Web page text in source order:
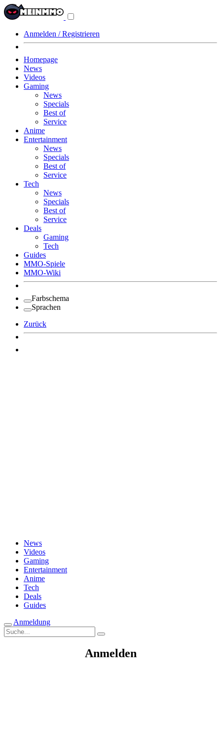
Anmelden / Registrieren
Homepage
News
Videos
Gaming
News
Specials
Best of
Service
Anime
Entertainment
News
Specials
Best of
Service
Tech
News
Specials
Best of
Service
Deals
Gaming
Tech
Guides
MMO-Spiele
MMO-Wiki
Farbschema
Sprachen
Zurück
News
Videos
Gaming
Entertainment
Anime
Tech
Deals
Guides
Anmeldung
Suche
nach:
Anmelden